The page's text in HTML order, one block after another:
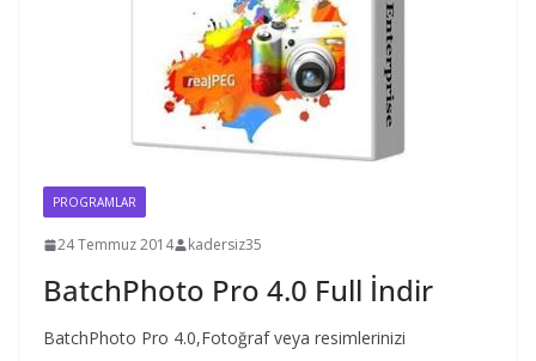
PROGRAMLAR
24 Temmuz 2014 kadersiz35
BatchPhoto Pro 4.0 Full İndir
BatchPhoto Pro 4.0,Fotoğraf veya resimlerinizi